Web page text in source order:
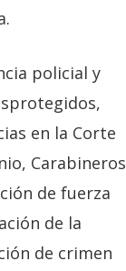
policial y
en la Corte
Carabineros
de fuerza
de la
de crimen